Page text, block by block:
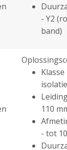
- Y2
band)
110
- tot